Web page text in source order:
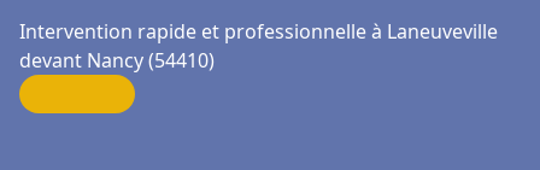
Intervention rapide et professionnelle à Laneuveville
devant Nancy (54410)